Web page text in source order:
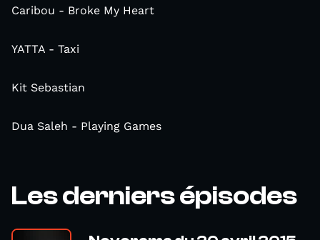
Caribou - Broke My Heart
YATTA - Taxi
Kit Sebastian
Dua Saleh - Playing Games
Les derniers épisodes